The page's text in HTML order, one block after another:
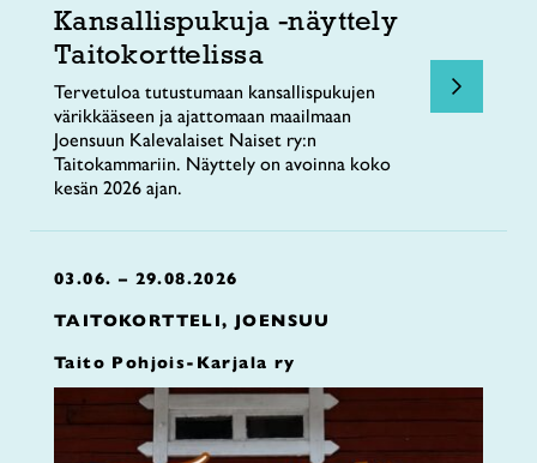
Kansallispukuja -näyttely
Taitokorttelissa
Tervetuloa tutustumaan kansallispukujen
värikkääseen ja ajattomaan maailmaan
Joensuun Kalevalaiset Naiset ry:n
Taitokammariin. Näyttely on avoinna koko
kesän 2026 ajan.
03.06. – 29.08.2026
TAITOKORTTELI, JOENSUU
Taito Pohjois-Karjala ry